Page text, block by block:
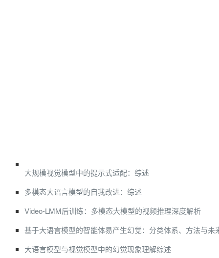
大规模视觉模型中的提示式适配：综述
多模态大语言模型的自我改进：综述
Video-LMM后训练：多模态大模型的视频推理深度解析
基于大语言模型的智能体易产生幻觉：分类体系、方法与未
大语言模型与视觉模型中的幻觉现象理解综述